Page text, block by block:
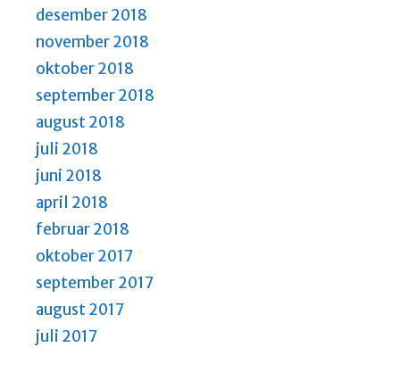
desember 2018
november 2018
oktober 2018
september 2018
august 2018
juli 2018
juni 2018
april 2018
februar 2018
oktober 2017
september 2017
august 2017
juli 2017